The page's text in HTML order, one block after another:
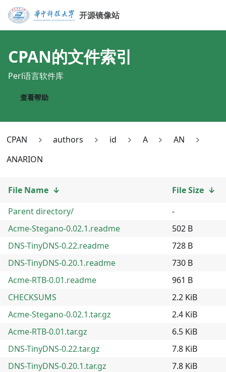
开源镜像站
CPAN的文件索引
Perl语言软件库
查看帮助
CPAN authors id A
AN
ANARION
File Name ↓ File Size ↓
Parent directory/
-
Acme-Stegano-0.02.1.readme
502 B
DNS-TinyDNS-0.22.readme
728 B
DNS-TinyDNS-0.20.1.readme
730 B
Acme-RTB-0.01.readme
961 B
CHECKSUMS
2.2 KiB
Acme-Stegano-0.02.1.tar.gz
2.4 KiB
Acme-RTB-0.01.tar.gz
6.5 KiB
DNS-TinyDNS-0.22.tar.gz
7.8 KiB
DNS-TinyDNS-0.20.1.tar.gz
7.8 KiB